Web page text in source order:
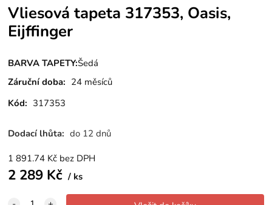
Vliesová tapeta 317353, Oasis,
Eijffinger
BARVA TAPETY:Šedá
Záruční doba: 24 měsíců
Kód: 317353
Dodací lhůta: do 12 dnů
1 891.74 Kč bez DPH
2 289 Kč ks